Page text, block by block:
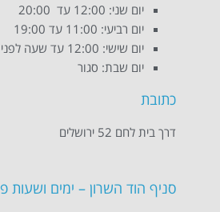
יום שני: 12:00 עד 20:00
יום רביעי: 11:00 עד 19:00
יום שישי: 12:00 עד שעה לפני כניסת השבת
יום שבת: סגור
כתובת
דרך בית לחם 52 ירושלים
סניף הוד השרון – ימים ושעות